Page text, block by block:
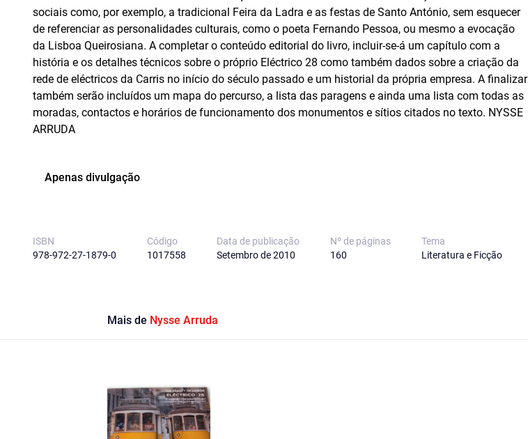
sociais como, por exemplo, a tradicional Feira da Ladra e as festas de Santo António, sem esquecer
de referenciar as personalidades culturais, como o poeta Fernando Pessoa, ou mesmo a evocação
da Lisboa Queirosiana. A completar o conteúdo editorial do livro, incluir-se-á um capítulo com a
história e os detalhes técnicos sobre o próprio Eléctrico 28 como também dados sobre a criação da
rede de eléctricos da Carris no início do século passado e um historial da própria empresa. A finalizar
também serão incluídos um mapa do percurso, a lista das paragens e ainda uma lista com todas as
moradas, contactos e horários de funcionamento dos monumentos e sítios citados no texto. NYSSE
ARRUDA
Apenas divulgação
ISBN
978-972-27-1879-0
Código
1017558
Data de publicação
Setembro de 2010
Nº de páginas
160
Tema
Literatura e Ficção
Mais de Nysse Arruda